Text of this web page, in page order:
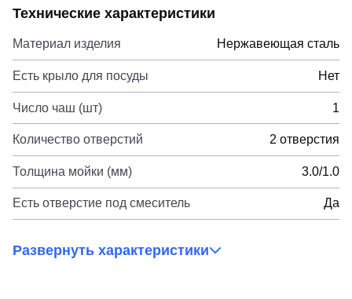
Технические характеристики
Материал изделия Нержавеющая сталь
Есть крыло для посуды Нет
Число чаш (шт) 1
Количество отверстий 2 отверстия
Толщина мойки (мм) 3.0/1.0
Есть отверстие под смеситель Да
Развернуть характеристики